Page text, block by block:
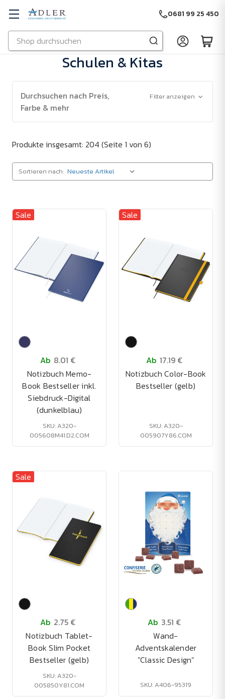
Zu Hauptinhalt springen
Suchen
0681 99 25 450
Schulen & Kitas
Durchsuchen nach Preis,
Farbe & mehr
Filter anzeigen
Produkte insgesamt: 204 (Seite 1 von 6)
Sortieren nach:
Sale
Ab 8.01 €
Notizbuch Memo-
Book Bestseller inkl.
Siebdruck-Digital
(dunkelblau)
SKU: A320-
005608M41.D2.COM
Sale
Ab 17.19 €
Notizbuch Color-Book
Bestseller (gelb)
SKU: A320-
005907Y86.COM
Sale
Ab 2.75 €
Notizbuch Tablet-
Book Slim Pocket
Bestseller (gelb)
SKU: A320-
005850Y81.COM
Ab 3.51 €
Wand-
Adventskalender
"Classic Design"
SKU: A406-95319